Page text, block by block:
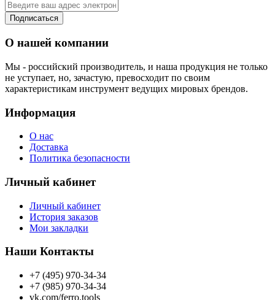
Подписаться
О нашей компании
Мы - российский производитель, и наша продукция не только
не уступает, но, зачастую, превосходит по своим
характеристикам инструмент ведущих мировых брендов.
Информация
О нас
Доставка
Политика безопасности
Личный кабинет
Личный кабинет
История заказов
Мои закладки
Наши Контакты
+7 (495) 970-34-34
+7 (985) 970-34-34
vk.com/ferro.tools